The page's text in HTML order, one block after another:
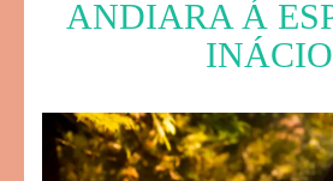
ANDIARA Á
INÁCIO